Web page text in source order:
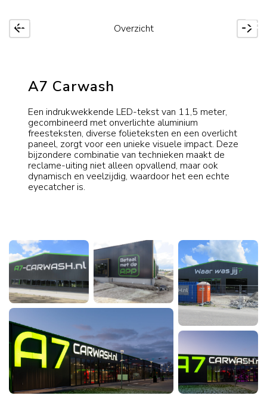
Overzicht
A7 Carwash
Een indrukwekkende LED-tekst van 11,5 meter,
gecombineerd met onverlichte aluminium
freesteksten, diverse folieteksten en een overlicht
paneel, zorgt voor een unieke visuele impact. Deze
bijzondere combinatie van technieken maakt de
reclame-uiting niet alleen opvallend, maar ook
dynamisch en veelzijdig, waardoor het een echte
eyecatcher is.